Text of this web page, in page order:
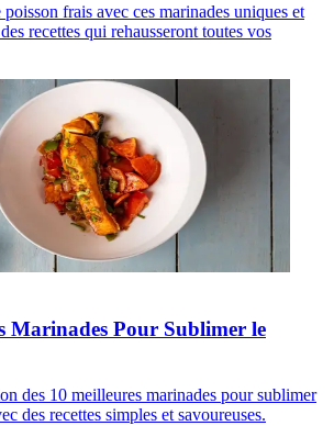
frais avec ces marinades uniques et
recettes qui rehausseront toutes vos
Marinades Pour Sublimer le
des 10 meilleures marinades pour sublimer
des recettes simples et savoureuses.